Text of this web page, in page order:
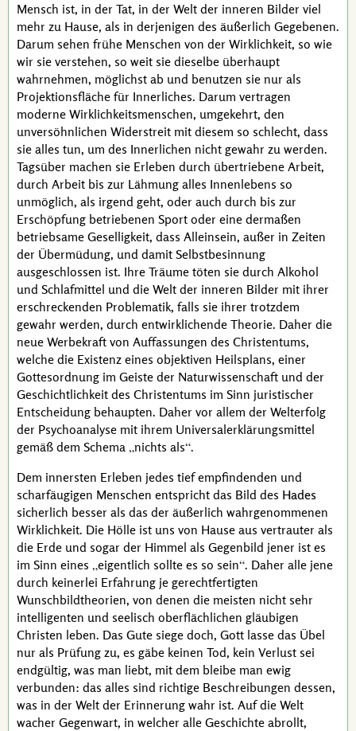
Mensch ist, in der Tat, in der Welt der inneren Bilder viel
mehr zu Hause, als in derjenigen des äußerlich Gegebenen.
Darum sehen frühe Menschen von der Wirklichkeit, so wie
wir sie verstehen, so weit sie dieselbe überhaupt
wahrnehmen, möglichst ab und benutzen sie nur als
Projektionsfläche für Innerliches. Darum vertragen
moderne Wirklichkeitsmenschen, umgekehrt, den
unversöhnlichen Widerstreit mit diesem so schlecht, dass
sie alles tun, um des Innerlichen nicht gewahr zu werden.
Tagsüber machen sie Erleben durch übertriebene Arbeit,
durch Arbeit bis zur Lähmung alles Innenlebens so
unmöglich, als irgend geht, oder auch durch bis zur
Erschöpfung betriebenen Sport oder eine dermaßen
betriebsame Geselligkeit, dass Alleinsein, außer in Zeiten
der Übermüdung, und damit Selbstbesinnung
ausgeschlossen ist. Ihre Träume töten sie durch Alkohol
und Schlafmittel und die Welt der inneren Bilder mit ihrer
erschreckenden Problematik, falls sie ihrer trotzdem
gewahr werden, durch entwirklichende Theorie. Daher die
neue Werbekraft von Auffassungen des Christentums,
welche die Existenz eines objektiven Heilsplans, einer
Gottesordnung im Geiste der Naturwissenschaft und der
Geschichtlichkeit des Christentums im Sinn juristischer
Entscheidung behaupten. Daher vor allem der Welterfolg
der Psychoanalyse mit ihrem Universalerklärungsmittel
gemäß dem Schema nichts als .
Dem innersten Erleben jedes tief empfindenden und
scharfäugigen Menschen entspricht das Bild des Hades
sicherlich besser als das der äußerlich wahrgenommenen
Wirklichkeit. Die Hölle ist uns von Hause aus vertrauter als
die Erde und sogar der Himmel als Gegenbild jener ist es
im Sinn eines eigentlich sollte es so sein . Daher alle jene
durch keinerlei Erfahrung je gerechtfertigten
Wunschbildtheorien, von denen die meisten nicht sehr
intelligenten und seelisch oberflächlichen gläubigen
Christen leben. Das Gute siege doch, Gott lasse das Übel
nur als Prüfung zu, es gäbe keinen Tod, kein Verlust sei
endgültig, was man liebt, mit dem bleibe man ewig
verbunden: das alles sind richtige Beschreibungen dessen,
was in der Welt der Erinnerung wahr ist. Auf die Welt
wacher Gegenwart, in welcher alle Geschichte abrollt,